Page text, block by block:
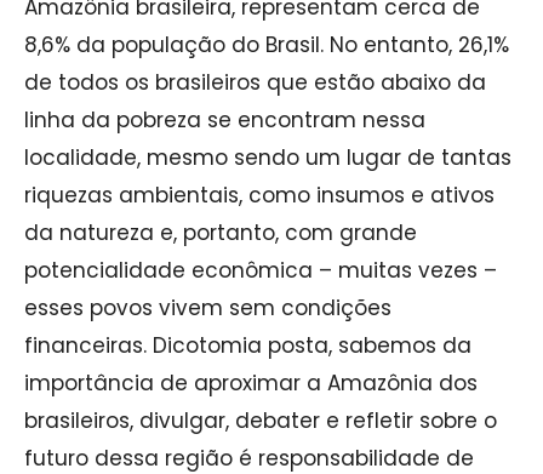
Amazônia brasileira, representam cerca de
8,6% da população do Brasil. No entanto, 26,1%
de todos os brasileiros que estão abaixo da
linha da pobreza se encontram nessa
localidade, mesmo sendo um lugar de tantas
riquezas ambientais, como insumos e ativos
da natureza e, portanto, com grande
potencialidade econômica – muitas vezes –
esses povos vivem sem condições
financeiras. Dicotomia posta, sabemos da
importância de aproximar a Amazônia dos
brasileiros, divulgar, debater e refletir sobre o
futuro dessa região é responsabilidade de